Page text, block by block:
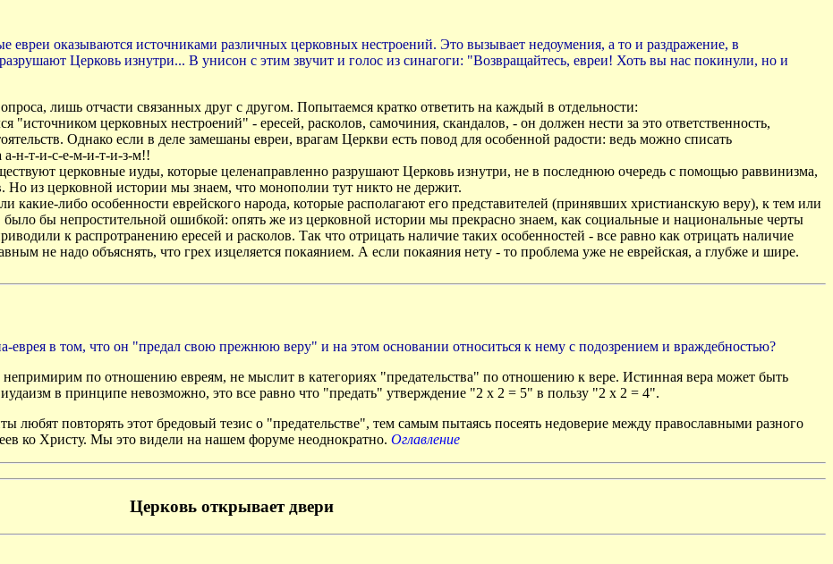
евреи оказываются источниками различных церковных нестроений. Это вызывает недоумения, а то и раздражение, в
Церковь изнутри... В унисон с этим звучит и голос из синагоги: "Возвращайтесь, евреи! Хоть вы нас покинули, но и
лишь отчасти связанных друг с другом. Попытаемся кратко ответить на каждый в отдельности:
"источником церковных нестроений" - ересей, расколов, самочиния, скандалов, - он должен нести за это ответственность,
Однако если в деле замешаны евреи, врагам Церкви есть повод для особенной радости: ведь можно списать
н-т-и-с-е-м-и-т-и-з-м!!
церковные иуды, которые целенаправленно разрушают Церковь изнутри, не в последнюю очередь с помощью раввинизма,
Но из церковной истории мы знаем, что монополии тут никто не держит.
какие-либо особенности еврейского народа, которые располагают его представителей (принявших христианскую веру), к тем или
бы непростительной ошибкой: опять же из церковной истории мы прекрасно знаем, как социальные и национальные черты
к распротранению ересей и расколов. Так что отрицать наличие таких особенностей - все равно как отрицать наличие
не надо объяснять, что грех изцеляется покаянием. А если покаяния нету - то проблема уже не еврейская, а глубже и шире.
еврея в том, что он "предал свою прежнюю веру" и на этом основании относиться к нему с подозрением и враждебностью?
по отношению евреям, не мыслит в категориях "предательства" по отношению к вере. Истинная вера может быть
в принципе невозможно, это все равно что "предать" утверждение "2 х 2 = 5" в пользу "2 х 2 = 4".
любят повторять этот бредовый тезис о "предательстве", тем самым пытаясь посеять недоверие между православными разного
ко Христу. Мы это видели на нашем форуме неоднократно. Оглавление
Церковь открывает двери